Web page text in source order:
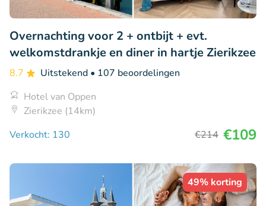
Overnachting voor 2 + ontbijt + evt.
welkomstdrankje en diner in hartje Zierikzee
8.7 Uitstekend • 107 beoordelingen
Hotel van Oppen
Zierikzee (14km)
Verkocht: 130
€214 €109
49% korting